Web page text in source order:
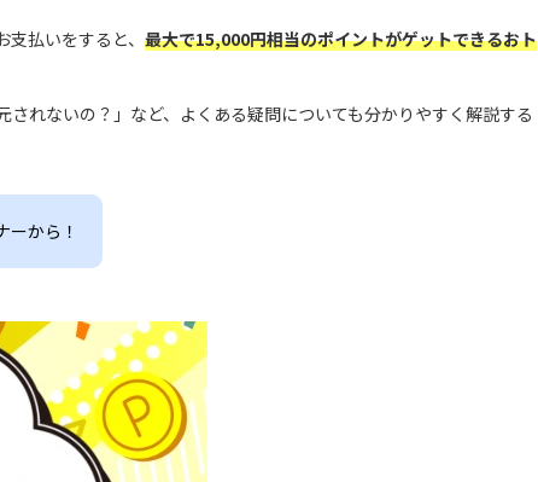
払いをすると、 最大で15,000円相当のポイントがゲットできるおト
れないの？」など、よくある疑問についても分かりやすく解説する
から！